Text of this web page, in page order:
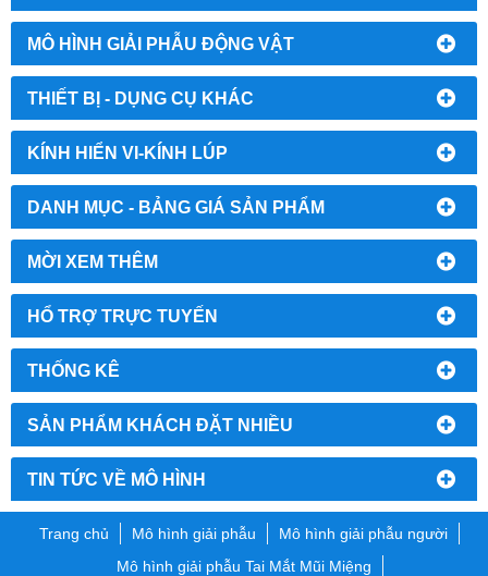
MÔ HÌNH GIẢI PHẪU ĐỘNG VẬT
THIẾT BỊ - DỤNG CỤ KHÁC
KÍNH HIỂN VI-KÍNH LÚP
DANH MỤC - BẢNG GIÁ SẢN PHẨM
MỜI XEM THÊM
HỔ TRỢ TRỰC TUYẾN
THỐNG KÊ
SẢN PHẨM KHÁCH ĐẶT NHIỀU
TIN TỨC VỀ MÔ HÌNH
Trang chủ Mô hình giải phẫu
Mô hình giải phẫu người
Mô hình giải phẫu Tai Mắt Mũi Miệng